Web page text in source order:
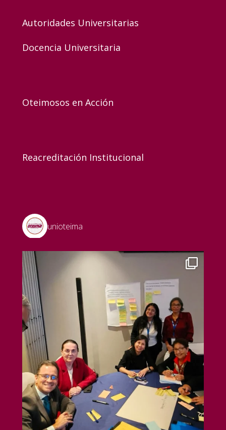
Autoridades Universitarias
Docencia Universitaria
Oteimosos en Acción
Reacreditación Institucional
unioteima